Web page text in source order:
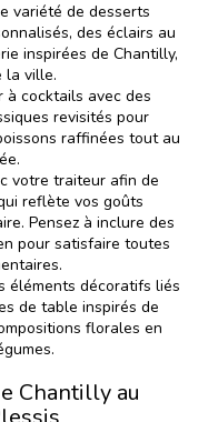
variété de desserts
des éclairs au
inspirées de Chantilly,
la ville.
à cocktails avec des
revisités pour
raffinées tout au
votre traiteur afin de
reflète vos goûts
Pensez à inclure des
pour satisfaire toutes
éléments décoratifs liés
de table inspirés de
florales en
Chantilly au